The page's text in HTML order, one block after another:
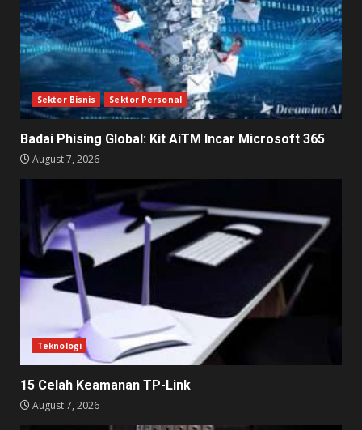
Sektor Bisnis Sektor Personal
Badai Phising Global: Kit AiTM Incar Microsoft 365
August 7, 2026
Teknologi
15 Celah Keamanan TP-Link
August 7, 2026